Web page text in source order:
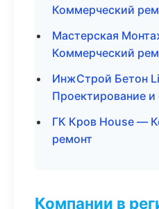
Коммерческий
Мастерская
Коммерческий
ИнжСтрой Бетон
Проектирование
ГК Кров House —
ремонт
Компании в